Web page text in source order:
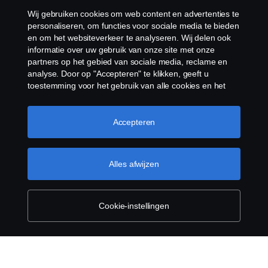
Cookiebeleid
Cookies
Voorbehouden. Scania Nederland B.V. Postbus
9598 4801 LN, Spinveld 57, 4815 HV Breda / T +31
(0)76-5254 000 KvK-nummer: 27136821
Wij gebruiken cookies om web content en advertenties te
personaliseren, om functies voor sociale media te bieden
en om het websiteverkeer te analyseren. Wij delen ook
informatie over uw gebruik van onze site met onze
partners op het gebied van sociale media, reclame en
analyse. Door op "Accepteren" te klikken, geeft u
toestemming voor het gebruik van alle cookies en het
door op "Cookie Instellingen" te klikken en de
categorieën te selecteren die u wilt accepteren. Voor een
Meer informatie over uw privacy
Cookie-instellingen
Alles afwijzen
Accepteren